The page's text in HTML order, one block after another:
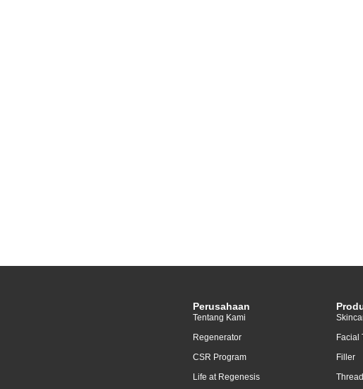
Perusahaan
Tentang Kami
Regenerator
CSR Program
Life at Regenesis
Facial
Filler
Thread